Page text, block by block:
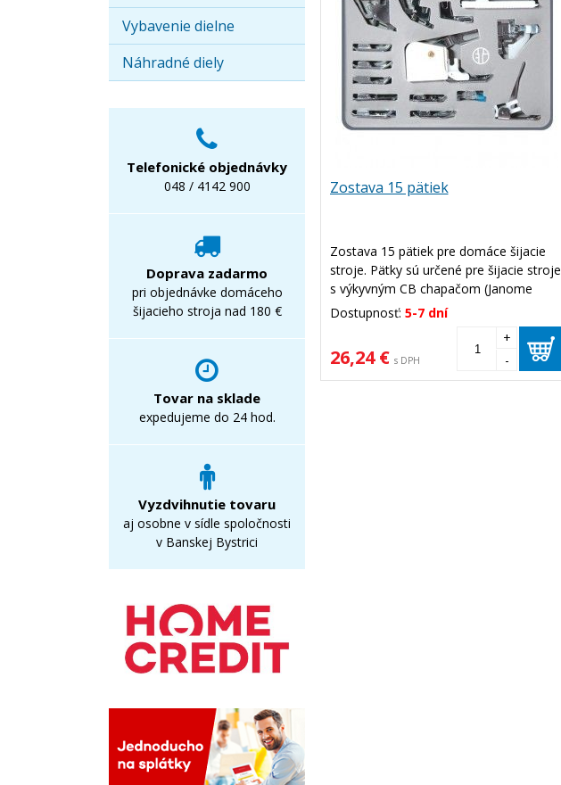
Zostava 15 pätiek
Zostava 15 pätiek pre domáce šijacie
stroje. Pätky sú určené pre šijacie stroje
s výkyvným CB chapačom (Janome
JR1012, 2041, 415, 423, Brother XL-
5500, XL-5700, Lada, Veronica, Lucznik,
Dostupnosť: 5-7 dní
26,24 € s DPH
+
-
Vybavenie dielne
Náhradné diely
Telefonické objednávky
048 / 4142 900
Doprava zadarmo
pri objednávke domáceho
šijacieho stroja nad 180 €
Tovar na sklade
expedujeme do 24 hod.
Vyzdvihnutie tovaru
aj osobne v sídle spoločnosti
v Banskej Bystrici